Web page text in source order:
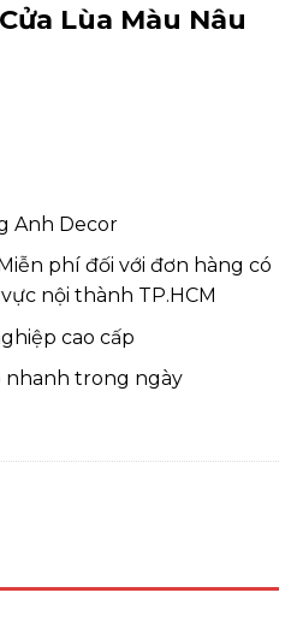
Lùa Màu Nâu
Anh Decor
phí đối với đơn hàng có
nội thành TP.HCM
cao cấp
nhanh trong ngày